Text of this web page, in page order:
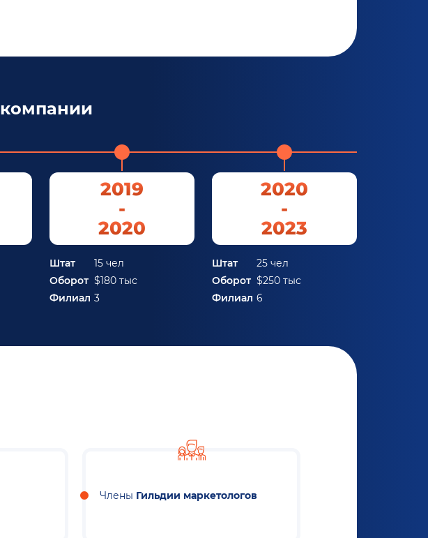
компании
2019
-
2020
Штат
15 чел
Оборот $180 тыс
Филиал 3
2020
-
2023
Штат
25 чел
Оборот $250 тыс
Филиал 6
Члены Гильдии маркетологов